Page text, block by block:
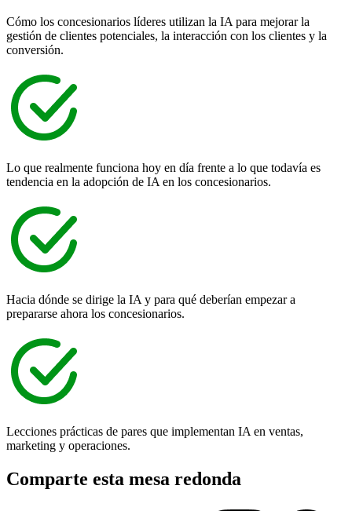
Cómo los concesionarios líderes utilizan la IA para mejorar la
gestión de clientes potenciales, la interacción con los clientes y la
conversión.
Lo que realmente funciona hoy en día frente a lo que todavía es
tendencia en la adopción de IA en los concesionarios.
Hacia dónde se dirige la IA y para qué deberían empezar a
prepararse ahora los concesionarios.
Lecciones prácticas de pares que implementan IA en ventas,
marketing y operaciones.
Comparte esta mesa redonda